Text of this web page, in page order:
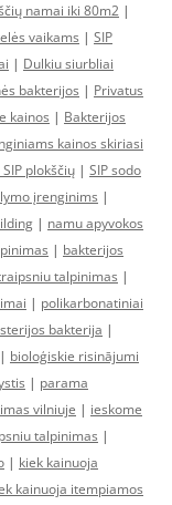
namai iki 80m2 |
vaikams | SIP
| Dulkiu siurbliai
bakterijos | Privatus
kainos | Bakterijos
kainos skiriasi
plokščių | SIP sodo
įrenginims |
| namu apyvokos
| bakterijos
talpinimas |
| polikarbonatiniai
bakterija |
| bioloģiskie risinājumi
| parama
vilniuje | ieskome
talpinimas |
| kiek kainuoja
kainuoja itempiamos